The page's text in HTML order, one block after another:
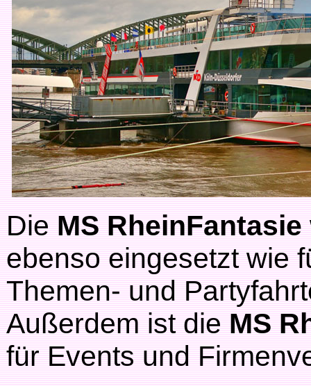
DieMS RheinFantasie
ebenso eingesetzt wie
Themen- und
Außerdem ist dieMS
für Events und